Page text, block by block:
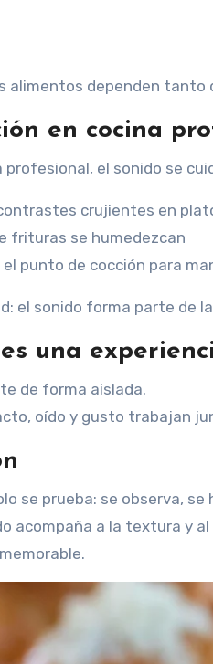
alimentos dependen
en cocina
profesional, el sonido se
crujientes en
frituras se humedezcan
el punto de cocción para
el sonido forma parte de
una
de forma aislada.
oído y gusto trabajan
se prueba: se observa,
acompaña a la textura y